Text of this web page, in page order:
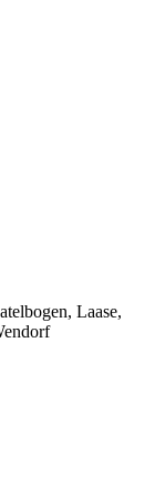
Laase,